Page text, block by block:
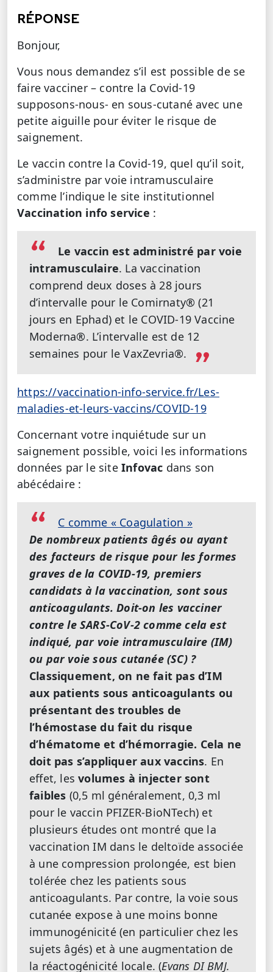
RÉPONSE
Bonjour,
Vous nous demandez s’il est possible de se
faire vacciner – contre la Covid-19
supposons-nous- en sous-cutané avec une
petite aiguille pour éviter le risque de
saignement.
Le vaccin contre la Covid-19, quel qu’il soit,
s’administre par voie intramusculaire
comme l’indique le site institutionnel
Vaccination info service :
Le vaccin est administré par voie
intramusculaire. La vaccination
comprend deux doses à 28 jours
d’intervalle pour le Comirnaty® (21
jours en Ephad) et le COVID-19 Vaccine
Moderna®. L’intervalle est de 12
semaines pour le VaxZevria®.
https://vaccination-info-service.fr/Les-
maladies-et-leurs-vaccins/COVID-19
Concernant votre inquiétude sur un
saignement possible, voici les informations
données par le site Infovac dans son
abécédaire :
C comme « Coagulation »
De nombreux patients âgés ou ayant
des facteurs de risque pour les formes
graves de la COVID-19, premiers
candidats à la vaccination, sont sous
anticoagulants. Doit-on les vacciner
contre le SARS-CoV-2 comme cela est
indiqué, par voie intramusculaire (IM)
ou par voie sous cutanée (SC) ?
Classiquement, on ne fait pas d’IM
aux patients sous anticoagulants ou
présentant des troubles de
l’hémostase du fait du risque
d’hématome et d’hémorragie. Cela ne
doit pas s’appliquer aux vaccins. En
effet, lesvolumes à injecter sont
faibles (0,5 ml généralement, 0,3 ml
pour le vaccin PFIZER-BioNTech) et
plusieurs études ont montré que la
vaccination IM dans le deltoïde associée
à une compression prolongée, est bien
tolérée chez les patients sous
anticoagulants. Par contre, la voie sous
cutanée expose à une moins bonne
immunogénicité (en particulier chez les
sujets âgés) et à une augmentation de
la réactogénicité locale. (Evans DI BMJ.